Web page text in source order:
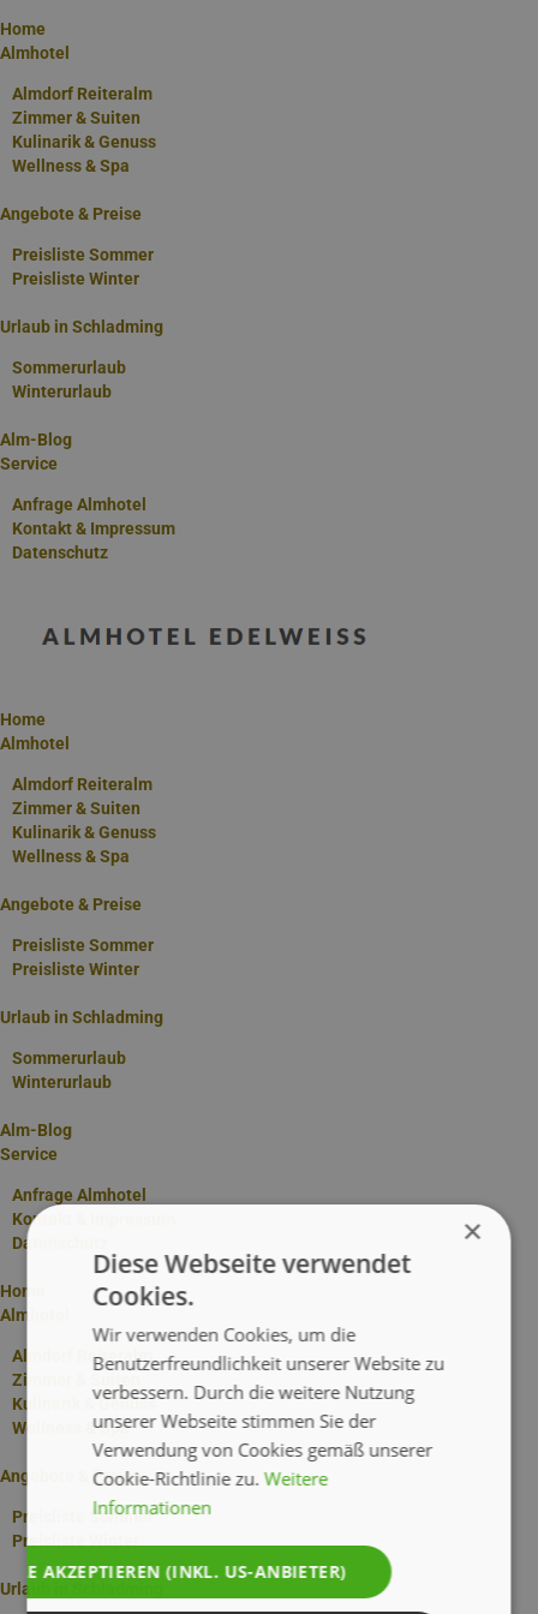
Home
Almhotel
Almdorf Reiteralm
Zimmer & Suiten
Kulinarik & Genuss
Wellness & Spa
Angebote & Preise
Preisliste Sommer
Preisliste Winter
Urlaub in Schladming
Sommerurlaub
Winterurlaub
Alm-Blog
Service
Anfrage Almhotel
Kontakt & Impressum
Datenschutz
Home
Almhotel
Almdorf Reiteralm
Zimmer & Suiten
Kulinarik & Genuss
Wellness & Spa
Angebote & Preise
Preisliste Sommer
Preisliste Winter
Urlaub in Schladming
Sommerurlaub
Winterurlaub
Alm-Blog
Service
Anfrage Almhotel
Kontakt & Impressum
Datenschutz
Home
Almhotel
Almdorf Reiteralm
Zimmer & Suiten
Kulinarik & Genuss
Wellness & Spa
Angebote & Preise
Preisliste Sommer
Preisliste Winter
Urlaub in Schladming
Zimmer & Alm-Suiten in unserem Almhotel
Traumhafte Zimmer & Suiten im
Almhotel Edelweiss
Das Doppelzimmer Classic mit 23 m2 und ist für 1 bis 2
Ab € 118,- / Person
×
Diese Webseite verwendet
Cookies.
Wir verwenden Cookies, um die
Benutzerfreundlichkeit unserer Website zu
verbessern. Durch die weitere Nutzung
unserer Webseite stimmen Sie der
Verwendung von Cookies gemäß unserer
Cookie-Richtlinie zu.Weitere
Informationen
AKZEPTIEREN (INKL. US-ANBIETER)